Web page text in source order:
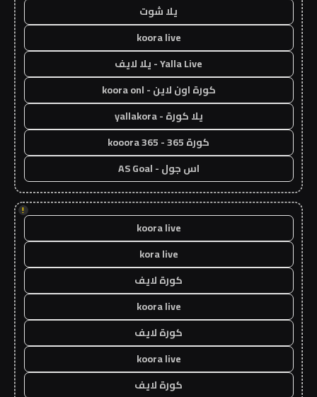
يلا شوت
koora live
Yalla Live - يلا لايف
كورة اون لاين - koora onl
يلا كورة - yallakora
كورة 365 - kooora 365
اس جول - AS Goal
!
koora live
kora live
كورة لايف
koora live
كورة لايف
koora live
كورة لايف